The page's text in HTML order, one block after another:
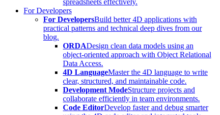
spreadsheets effectively.
For Developers
For DevelopersBuild better 4D applications with
practical patterns and technical deep dives from our
blog.
ORDADesign clean data models using an
object-oriented approach with Object Relational
Data Access.
4D LanguageMaster the 4D language to write
clear, structured, and maintainable code.
Development ModeStructure projects and
collaborate efficiently in team environments.
Code EditorDevelop faster and debug smarter